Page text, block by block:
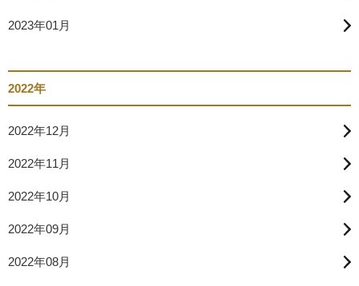
2023年01月
2022年
2022年12月
2022年11月
2022年10月
2022年09月
2022年08月